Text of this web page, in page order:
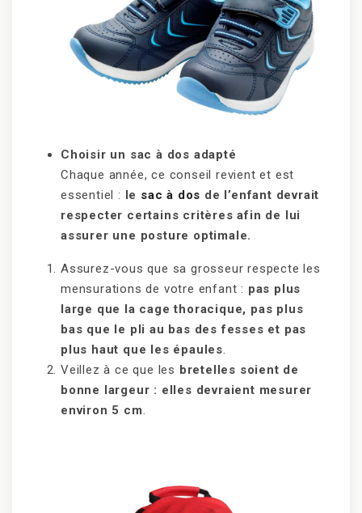
Choisir un sac à dos adapté
Chaque année, ce conseil revient et est
essentiel : le sac à dos de l’enfant devrait
respecter certains critères afin de lui
assurer une posture optimale.
Assurez-vous que sa grosseur respecte les
mensurations de votre enfant : pas plus
large que la cage thoracique, pas plus
bas que le pli au bas des fesses et pas
plus haut que les épaules
Veillez à ce que les bretelles soient de
bonne largeur : elles devraient mesurer
environ 5 cm